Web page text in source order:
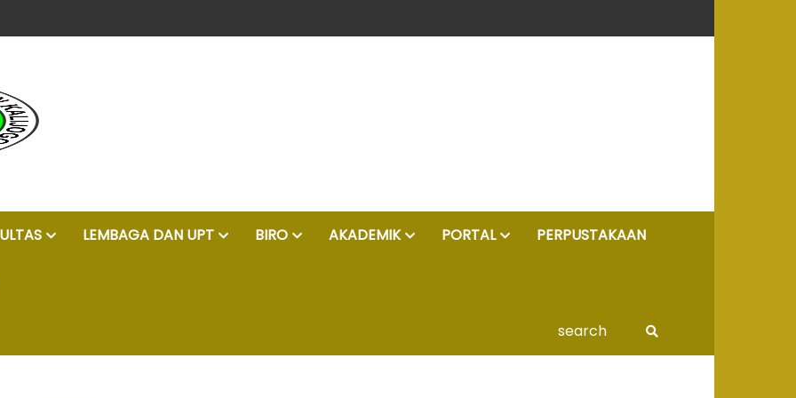
LEMBAGA DAN UPT BIRO AKADEMIK PORTAL PERPUSTAKAAN
search